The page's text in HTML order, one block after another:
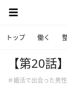
トップ 働く
【第20話
＃婚活で出会った男